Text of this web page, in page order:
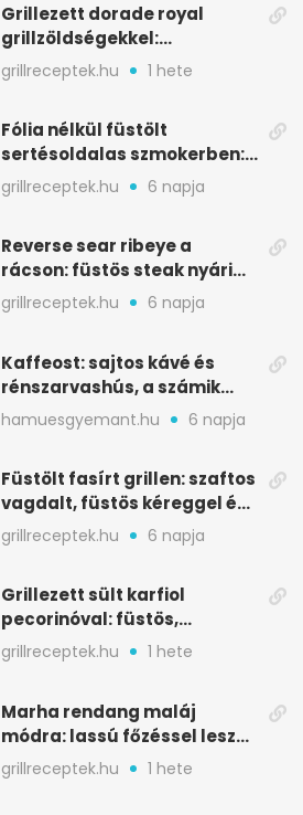
Grillezett dorade royal
grillzöldségekkel:
mediterrán ízek a rostélyról
grillreceptek.hu 1 hete
Fólia nélkül füstölt
sertésoldalas szmokerben:
ropogós bark, 6 óra
grillreceptek.hu 6 napja
Reverse sear ribeye a
rácson: füstös steak nyári
tökkebabbal
grillreceptek.hu 6 napja
Kaffeost: sajtos kávé és
rénszarvashús, a számik
melegítő itala
hamuesgyemant.hu 6 napja
Füstölt fasírt grillen: szaftos
vagdalt, füstös kéreggel és
BBQ mázzal
grillreceptek.hu 6 napja
Grillezett sült karfiol
pecorinóval: füstös,
karamellizált nyári kedvenc
grillreceptek.hu 1 hete
Marha rendang maláj
módra: lassú főzéssel lesz
igazán szaftos
grillreceptek.hu 1 hete